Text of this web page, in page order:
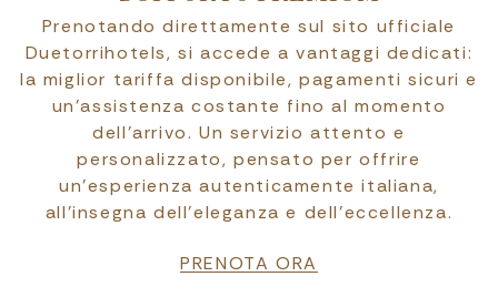
Prenotando direttamente sul sito ufficiale
Duetorrihotels, si accede a vantaggi dedicati:
la miglior tariffa disponibile, pagamenti sicuri e
un’assistenza costante fino al momento
dell’arrivo. Un servizio attento e
personalizzato, pensato per offrire
un’esperienza autenticamente italiana,
all’insegna dell’eleganza e dell’eccellenza.
PRENOTA ORA